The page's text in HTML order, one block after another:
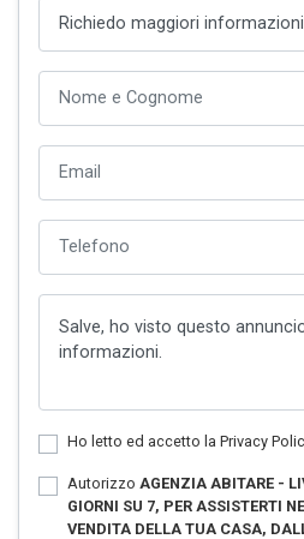
Ho letto ed accetto la Privacy
Autorizzo AGENZIA ABITARE -
GIORNI SU 7, PER ASSISTERTI
VENDITA DELLA TUA CASA,